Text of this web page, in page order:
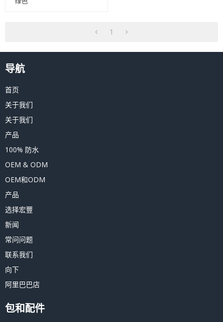
1
导航
首页
关于我们
关于我们
产品
100% 防水
OEM & ODM
OEM和ODM
产品
选择宏豐
新闻
常问问题
联系我们
向下
阿里巴巴店
包和配件